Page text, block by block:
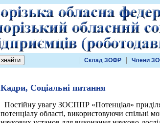
Склад ЗОФР Члени
Кадри, Соціальні питання
Постійну увагу ЗОСППР «Потенціал»
потенціалу області, використовуючи спільні